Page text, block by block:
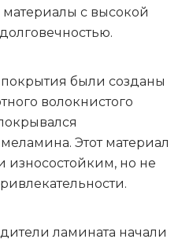
материалы с высокой
были созданы
волокнистого
Этот материал
но не
ламината начали